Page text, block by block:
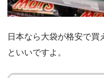
日本なら大袋が格安で買
といいですよ。